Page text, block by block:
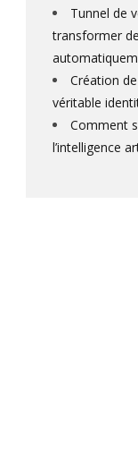
Tunnel de
transformer
Création
véritable
Comment
l’intelligence